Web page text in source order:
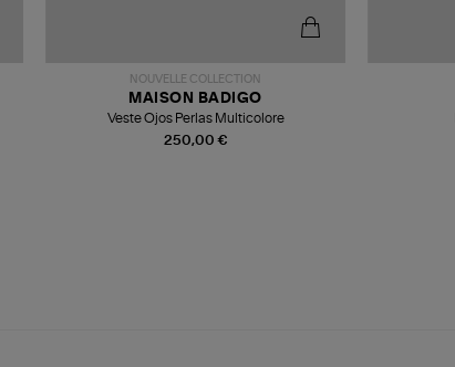
NOUVELLE COLLECTION
250,00 €
MAISON BADIGO
Veste Ojos Perlas Multicolore